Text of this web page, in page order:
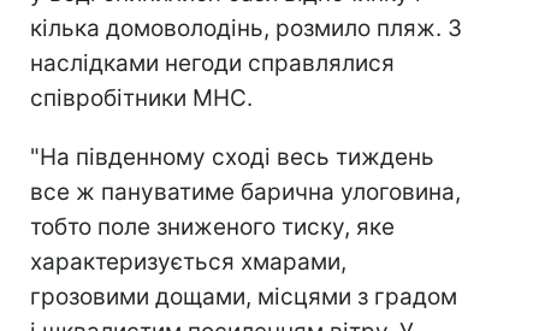
кілька домоволодінь, розмило пляж. З
наслідками негоди справлялися
співробітники МНС.
"На південному сході весь тиждень
все ж пануватиме барична улоговина,
тобто поле зниженого тиску, яке
характеризується хмарами,
грозовими дощами, місцями з градом